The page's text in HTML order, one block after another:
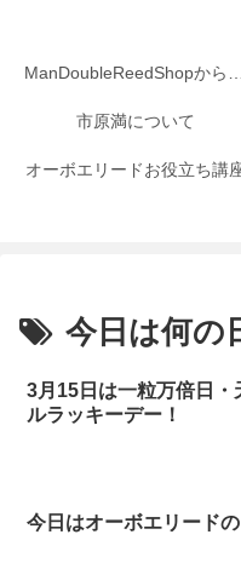
市原満について
オーボエリードお役立ち講
今日は何の
3月15日は一粒万倍日
ルラッキーデー！
今日はオーボエリードの